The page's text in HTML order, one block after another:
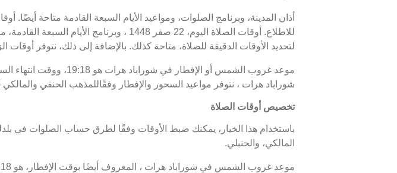
أذان المدينة، وبرنامج الصلوات، ومواعيد الأيام السبعة القادمة متاحة
لتحديد الأوقات الدقيقة للصلاة، متاحة كذلك. بالإضافة إلى ذلك، نتوفر أوقات
شوراباد هرات ، نتوفر مواعيد السحور والإفطار وفقًاللمذهب الحنفي
تخصيص أوقات الصلاة
باستخدام هذا الخيار، يمكنك ضبط الأوقات وفقًا لطرق حساب الصلوات في
المالكي، والحنبلي.